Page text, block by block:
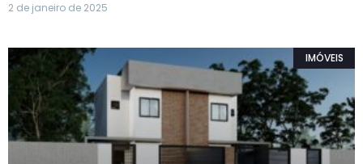
2 de janeiro de 2025
IMÓVEIS